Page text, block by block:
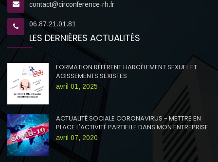
contact@circonference-rh.fr
06.87.21.01.81
LES DERNIÈRES ACTUALITÉS
FORMATION RÉFÉRENT HARCÈLEMENT SEXUEL ET
AGISSEMENTS SEXISTES
avril 01, 2025
ACTUALITÉ SOCIALE CORONAVIRUS - METTRE EN
PLACE L'ACTIVITÉ PARTIELLE DANS MON ENTREPRISE
avril 07, 2020